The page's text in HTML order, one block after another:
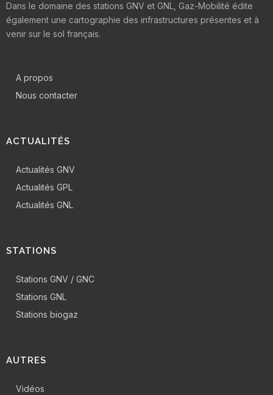
Dans le domaine des stations GNV et GNL, Gaz-Mobilité édite
également une cartographie des infrastructures présentes et à
venir sur le sol français.
A propos
Nous contacter
ACTUALITÉS
Actualités GNV
Actualités GPL
Actualités GNL
STATIONS
Stations GNV / GNC
Stations GNL
Stations biogaz
AUTRES
Vidéos